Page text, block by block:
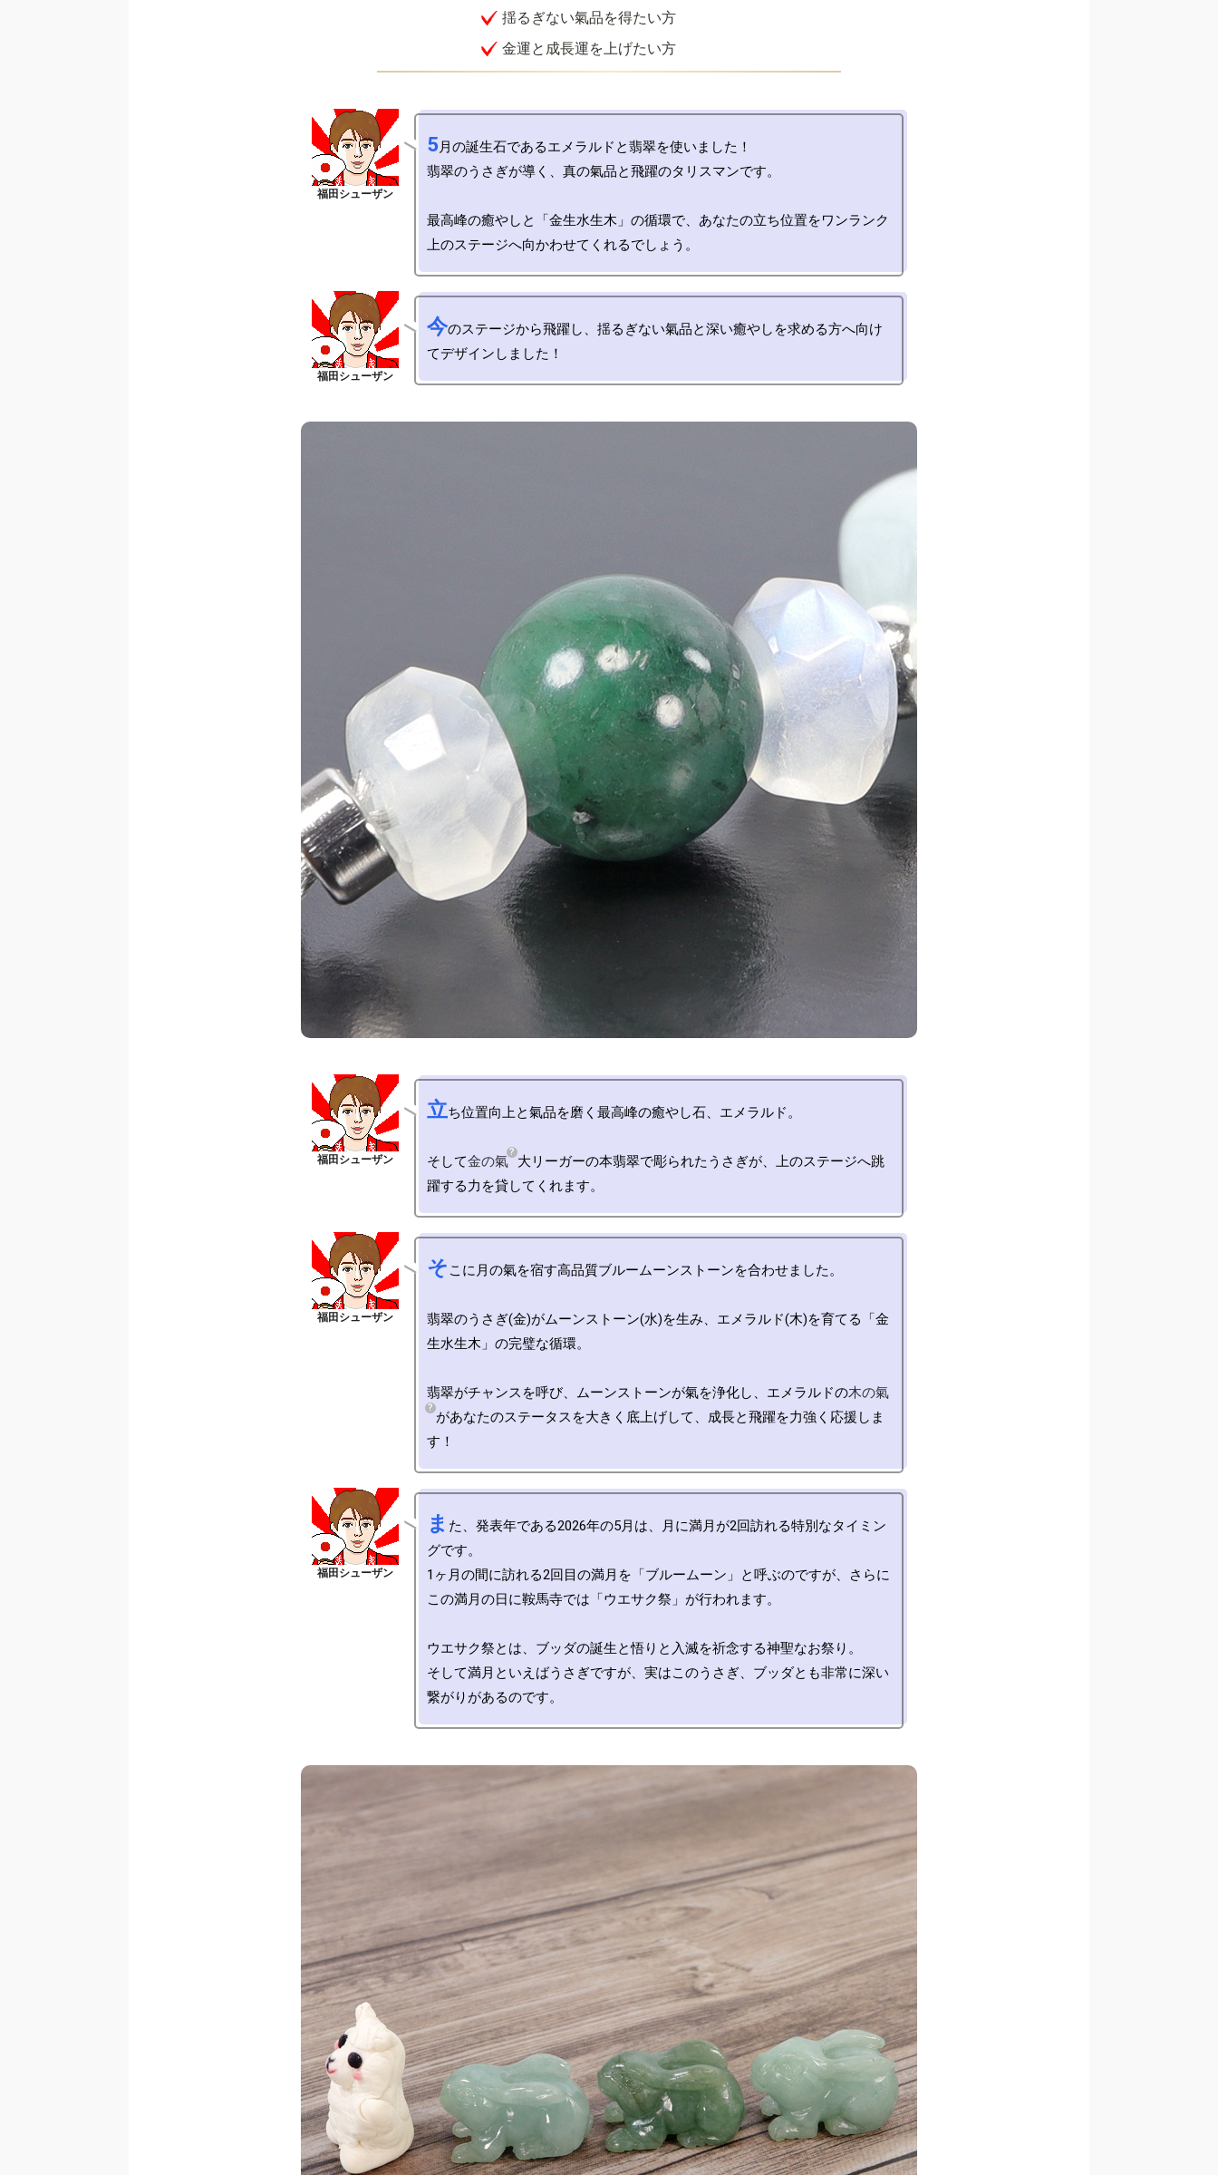
揺るぎない氣品を得たい方
金運と成長運を上げたい方
5月の誕生石であるエメラルドと翡翠を使いました！
翡翠のうさぎが導く、真の氣品と飛躍のタリスマンです。
最高峰の癒やしと「金生水生木」の循環で、あなたの立ち位置をワンランク
今のステージから飛躍し、揺るぎない氣品と深い癒やしを求める方へ向け
立ち位置向上と氣品を磨く最高峰の癒やし石、エメラルド。
そして金の氣
大リーガーの本翡翠で彫られたうさぎが、上のステージへ跳
そ こに月の氣を宿す高品質ブルームーンストーンを合わせました。
翡翠のうさぎ(金)がムーンストーン(水)を生み、エメラルド(木)を育てる「金
生水生木」の完璧な循環。
翡翠がチャンスを呼び、ムーンストーンが氣を浄化し、エメラルドの木の氣
があなたのステータスを大きく底上げして、成長と飛躍を力強く応援しま
ま た、発表年である2026年の5月は、月に満月が2回訪れる特別なタイミン
グです。
1ヶ月の間に訪れる2回目の満月を「ブルームーン」と呼ぶのですが、さらに
この満月の日に鞍馬寺では「ウエサク祭」が行われます。
ウエサク祭とは、ブッダの誕生と悟りと入滅を祈念する神聖なお祭り。
そして満月といえばうさぎですが、実はこのうさぎ、ブッダとも非常に深い